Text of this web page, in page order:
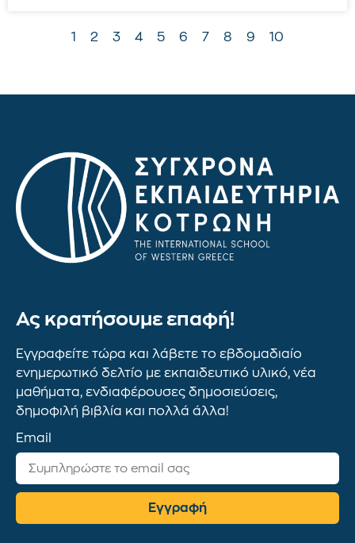
1 2 3 4 5 6 7 8 9 10
Ας κρατήσουμε επαφή!
Εγγραφείτε τώρα και λάβετε το εβδομαδιαίο
ενημερωτικό δελτίο με εκπαιδευτικό υλικό, νέα
μαθήματα, ενδιαφέρουσες δημοσιεύσεις,
δημοφιλή βιβλία και πολλά άλλα!
Email
Εγγραφή